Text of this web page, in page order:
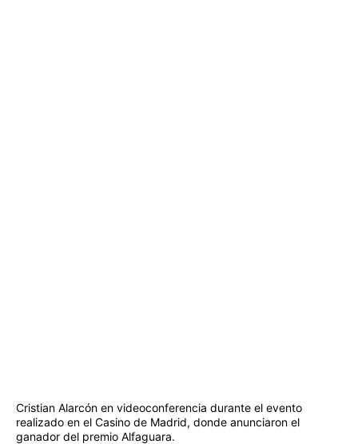
Cristian Alarcón en videoconferencia durante el evento
realizado en el Casino de Madrid, donde anunciaron el
ganador del premio Alfaguara.